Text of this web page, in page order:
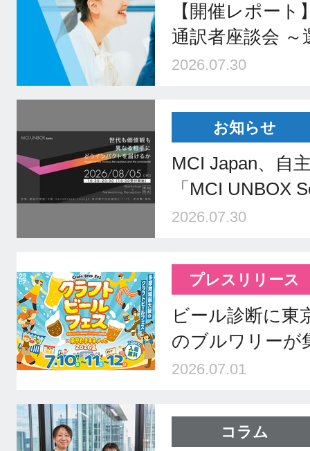
【開催レポー
通訳者座談会
2026.07.30
お知らせ
MCI Japan、自
「MCI UNBOX
2026.07.30
プレスリリース
ビール診断に東
のブルワリー
2026.07.01
コラム